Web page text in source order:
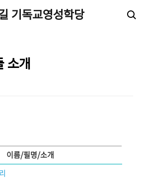
기독교영성학당
소개
이름/필명/소개